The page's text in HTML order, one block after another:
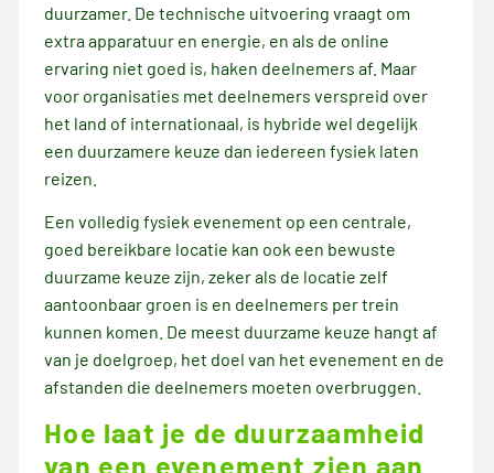
duurzamer. De technische uitvoering vraagt om
extra apparatuur en energie, en als de online
ervaring niet goed is, haken deelnemers af. Maar
voor organisaties met deelnemers verspreid over
het land of internationaal, is hybride wel degelijk
een duurzamere keuze dan iedereen fysiek laten
reizen.
Een volledig fysiek evenement op een centrale,
goed bereikbare locatie kan ook een bewuste
duurzame keuze zijn, zeker als de locatie zelf
aantoonbaar groen is en deelnemers per trein
kunnen komen. De meest duurzame keuze hangt af
van je doelgroep, het doel van het evenement en de
afstanden die deelnemers moeten overbruggen.
Hoe laat je de duurzaamheid
van een evenement zien aan